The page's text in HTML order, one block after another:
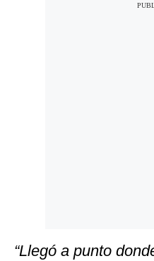
“Llegó a punto